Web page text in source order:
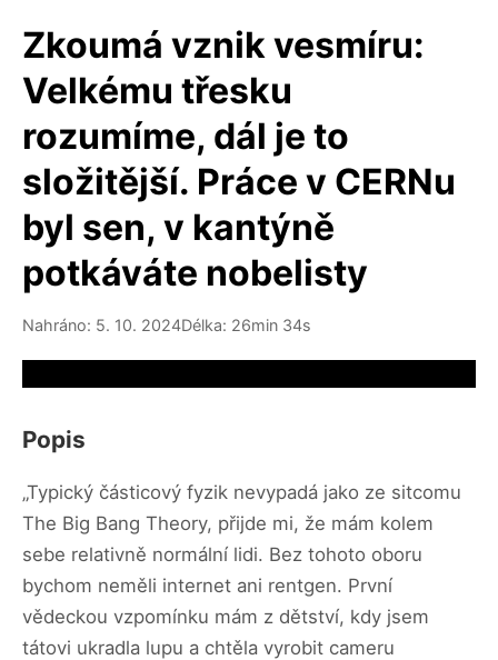
Zkoumá vznik vesmíru:
Velkému třesku
rozumíme, dál je to
složitější. Práce v CERNu
byl sen, v kantýně
potkáváte nobelisty
Nahráno: 5. 10. 2024Délka: 26min 34s
Popis
„Typický částicový fyzik nevypadá jako ze sitcomu
The Big Bang Theory, přijde mi, že mám kolem
sebe relativně normální lidi. Bez tohoto oboru
bychom neměli internet ani rentgen. První
vědeckou vzpomínku mám z dětství, kdy jsem
tátovi ukradla lupu a chtěla vyrobit cameru